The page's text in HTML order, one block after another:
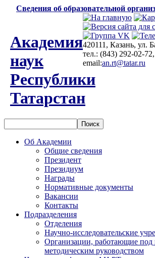
Сведения об образовательной
Академия
наук
Республики
Татарстан
420111, Казань, ул.
тел.: (843) 292-02-
email:an.rt@tatar.ru
Об Академии
Общие сведения
Президент
Президиум
Награды
Нормативные документы
Вакансии
Контакты
Подразделения
Отделения
Научно-исследовательские
Организации, работающие под
методическим руководством